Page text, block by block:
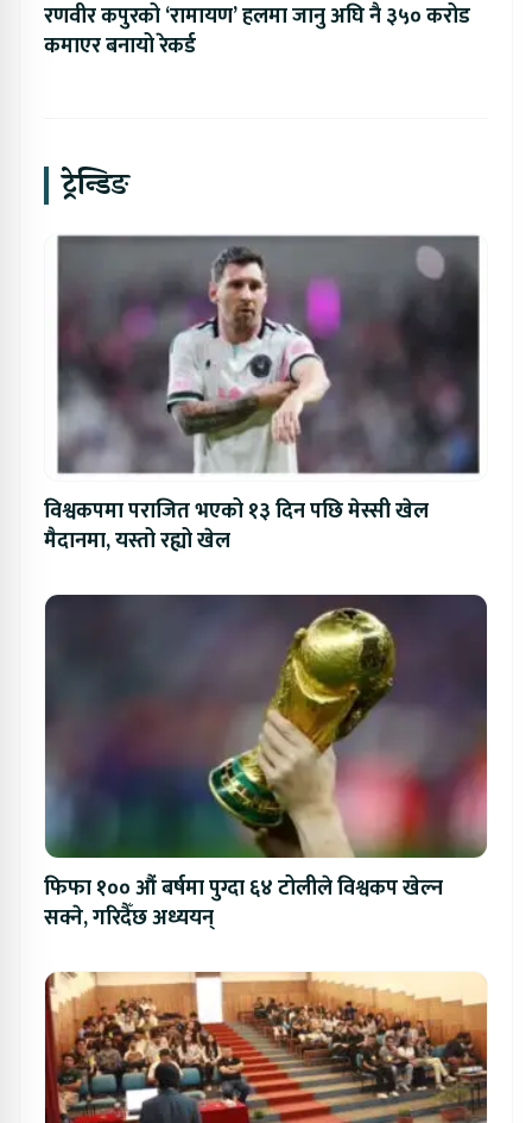
रणवीर कपुरको ‘रामायण’ हलमा जानु अघि नै ३५० करोड
कमाएर बनायो रेकर्ड
ट्रेन्डिङ
विश्वकपमा पराजित भएको १३ दिन पछि मेस्सी खेल
मैदानमा, यस्तो रह्यो खेल
फिफा १०० औं बर्षमा पुग्दा ६४ टोलीले विश्वकप खेल्न
सक्ने, गरिदैँछ अध्ययन्